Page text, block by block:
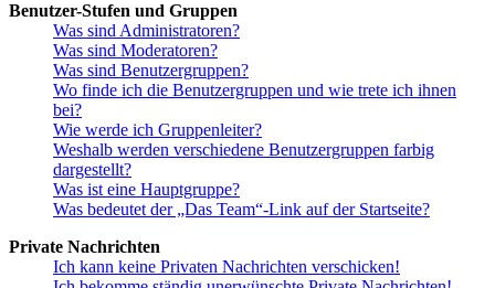
Benutzer-Stufen und Gruppen
Was sind Administratoren?
Was sind Moderatoren?
Was sind Benutzergruppen?
Wo finde ich die Benutzergruppen und wie trete ich ihnen
bei?
Wie werde ich Gruppenleiter?
Weshalb werden verschiedene Benutzergruppen farbig
dargestellt?
Was ist eine Hauptgruppe?
Was bedeutet der „Das Team“-Link auf der Startseite?
Private Nachrichten
Ich kann keine Privaten Nachrichten verschicken!